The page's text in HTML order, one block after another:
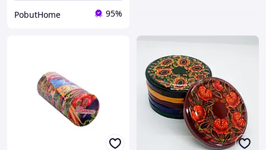
PobutHome 95%